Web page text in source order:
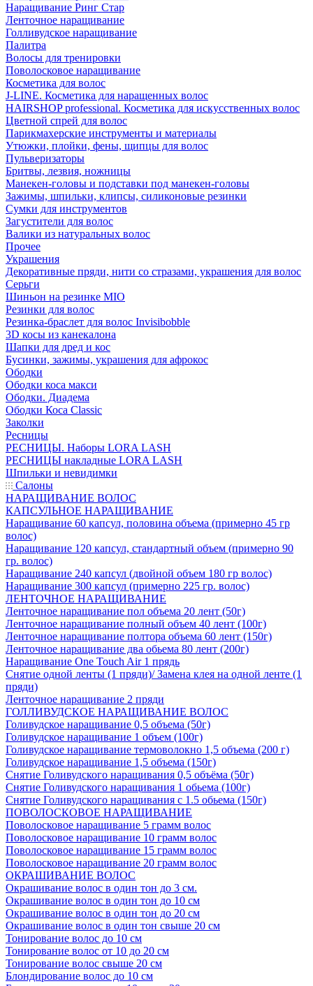
Наращивание Ринг Стар
Ленточное наращивание
Голливудское наращивание
Палитра
Волосы для тренировки
Поволосковое наращивание
Косметика для волос
J-LINE. Косметика для наращенных волос
HAIRSHOP professional. Косметика для искусственных волос
Цветной спрей для волос
Парикмахерские инструменты и материалы
Утюжки, плойки, фены, щипцы для волос
Пульверизаторы
Бритвы, лезвия, ножницы
Манекен-головы и подставки под манекен-головы
Зажимы, шпильки, клипсы, силиконовые резинки
Сумки для инструментов
Загустители для волос
Валики из натуральных волос
Прочее
Украшения
Декоративные пряди, нити со стразами, украшения для волос
Серьги
Шиньон на резинке MIO
Резинки для волос
Резинка-браслет для волос Invisibobble
3D косы из канекалона
Шапки для дред и кос
Бусинки, зажимы, украшения для афрокос
Ободки
Ободки коса макси
Ободки. Диадема
Ободки Коса Classic
Заколки
Ресницы
РЕСНИЦЫ. Наборы LORA LASH
РЕСНИЦЫ накладные LORA LASH
Шпильки и невидимки
Салоны
НАРАЩИВАНИЕ ВОЛОС
КАПСУЛЬНОЕ НАРАЩИВАНИЕ
Наращивание 60 капсул, половина объема (примерно 45 гр
волос)
Наращивание 120 капсул, стандартный объем (примерно 90
гр. волос)
Наращивание 240 капсул (двойной объем 180 гр волос)
Наращивание 300 капсул (примерно 225 гр. волос)
ЛЕНТОЧНОЕ НАРАЩИВАНИЕ
Ленточное наращивание пол объема 20 лент (50г)
Ленточное наращивание полный объем 40 лент (100г)
Ленточное наращивание полтора объема 60 лент (150г)
Ленточное наращивание два обьема 80 лент (200г)
Наращивание One Touch Air 1 прядь
Снятие одной ленты (1 пряди)/ Замена клея на одной ленте (1
пряди)
Ленточное наращивание 2 пряди
ГОЛЛИВУДСКОЕ НАРАЩИВАНИЕ ВОЛОС
Голивудское наращивание 0,5 объема (50г)
Голивудское наращивание 1 объем (100г)
Голивудское наращивание термоволокно 1,5 объема (200 г)
Голивудское наращивание 1,5 объема (150г)
Снятие Голивудского наращивания 0,5 объёма (50г)
Снятие Голивудского наращивания 1 обьема (100г)
Снятие Голивудского наращивания с 1.5 обьема (150г)
ПОВОЛОСКОВОЕ НАРАЩИВАНИЕ
Поволосковое наращивание 5 грамм волос
Поволосковое наращивание 10 грамм волос
Поволосковое наращивание 15 грамм волос
Поволосковое наращивание 20 грамм волос
ОКРАШИВАНИЕ ВОЛОС
Окрашивание волос в один тон до 3 см.
Окрашивание волос в один тон до 10 см
Окрашивание волос в один тон до 20 см
Окрашивание волос в один тон свыше 20 см
Тонирование волос до 10 см
Тонирование волос от 10 до 20 см
Тонирование волос свыше 20 см
Блондирование волос до 10 см